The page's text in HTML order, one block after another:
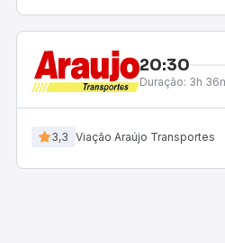
20:30
Duração: 3h
3,3 Viação Araújo Transportes